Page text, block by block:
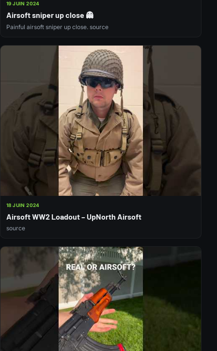
19 JUIN 2024
Airsoft sniper up close 👻
Painful airsoft sniper up close. source
18 JUIN 2024
Airsoft WW2 Loadout – UpNorth Airsoft
source